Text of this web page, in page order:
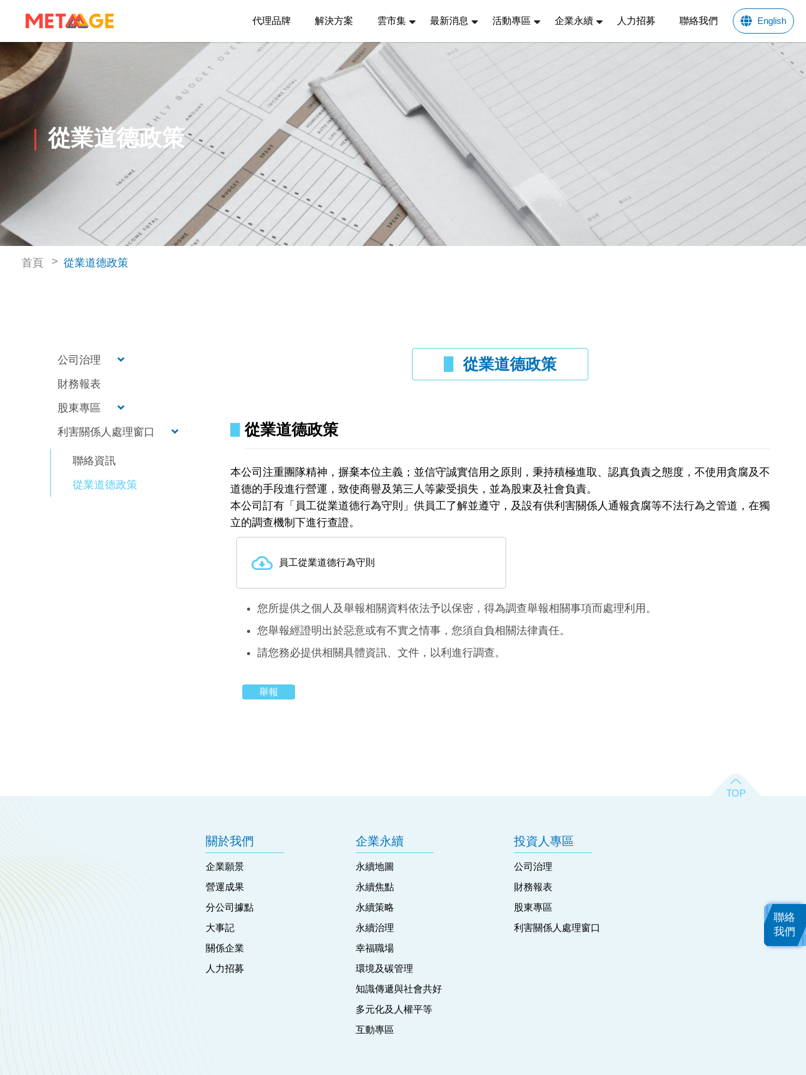
代理品牌 解決方案 雲市集 最新消息 活動專區 企業永續 人力招募 聯絡我們 English
從業道德政策
首頁 從業道德政策
公司治理
財務報表
股東專區
利害關係人處理窗口
聯絡資訊
從業道德政策
從業道德政策
從業道德政策
本公司注重團隊精神，摒棄本位主義；並信守誠實信用之原則，秉持積極進取、認真負責之態度，不使用貪腐及不
道德的手段進行營運，致使商譽及第三人等蒙受損失，並為股東及社會負責。
本公司訂有「員工從業道德行為守則」供員工了解並遵守，及設有供利害關係人通報貪腐等不法行為之管道，在獨
立的調查機制下進行查證。
員工從業道德行為守則
您所提供之個人及舉報相關資料依法予以保密，得為調查舉報相關事項而處理利用。
您舉報經證明出於惡意或有不實之情事，您須自負相關法律責任。
請您務必提供相關具體資訊、文件，以利進行調查。
舉報
關於我們
企業願景
營運成果
分公司據點
大事記
關係企業
人力招募
企業永續
永續地圖
永續焦點
永續策略
永續治理
幸福職場
環境及碳管理
知識傳遞與社會共好
多元化及人權平等
互動專區
投資人專區
公司治理
財務報表
股東專區
利害關係人處理窗口
聯絡
我們